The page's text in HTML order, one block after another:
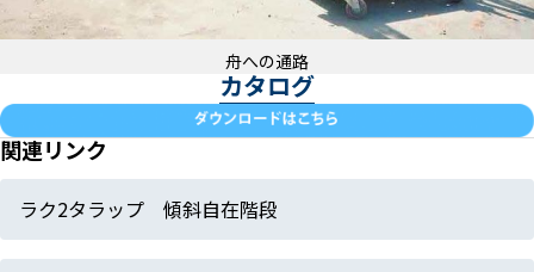
舟への通路
カタログ
関連リンク
ラク2タラップ 傾斜自在階段